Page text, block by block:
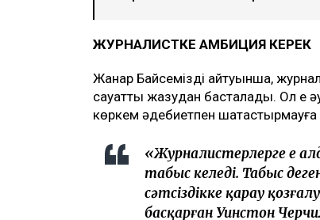
ЖУРНАЛИСТКЕ АМБИЦИЯ КЕРЕК
Жанар Байсеміздің айтуынша,
сауатты жазудан басталады. Ол ең
көркем әдебиетпен
«Журналистерлерге ең
табыс келеді. Табыс
сәтсіздікке қарау
басқарған Уинстон